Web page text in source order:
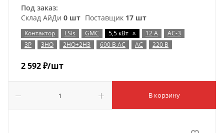
Под заказ:
Склад АйДи 0 шт Поставщик 17 шт
Контактор LSis GMC 5,5 кВт x 12 А
AC-3
3P
3НО 2НО+2НЗ 690 В AC AC 220 В
2 592₽/шт
В корзину